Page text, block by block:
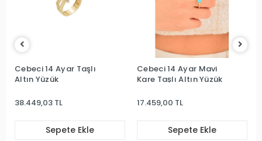
14 Ayar Taşlı
Yüzük
TL
Sepete Ekle
Cebeci 14 Ayar Mavi
Kare Taşlı Altın Yüzük
17.459,00 TL
Sepete Ekle